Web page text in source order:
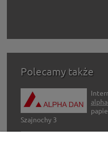
Polecamy także
Szajnochy 3